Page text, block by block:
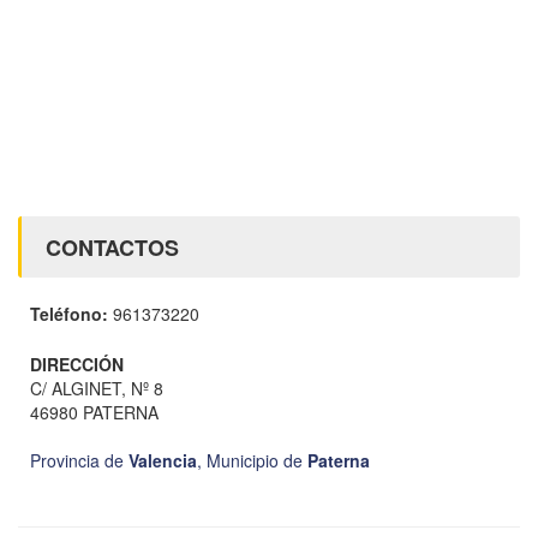
CONTACTOS
Teléfono: 961373220
DIRECCIÓN
C/ ALGINET, Nº 8
46980 PATERNA
Provincia de Valencia, Municipio de Paterna